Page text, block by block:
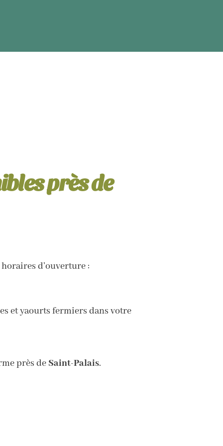
près de
d’ouverture :
et yaourts fermiers dans votre
près de Saint-Palais.